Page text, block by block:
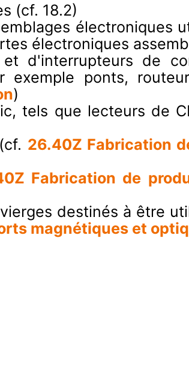
(cf. 18.2)
électroniques
électroniques
d'interrupteurs de
ponts,
)
tels que lecteurs de
26.40Z Fabrication
Fabrication de
destinés à être
magnétiques et